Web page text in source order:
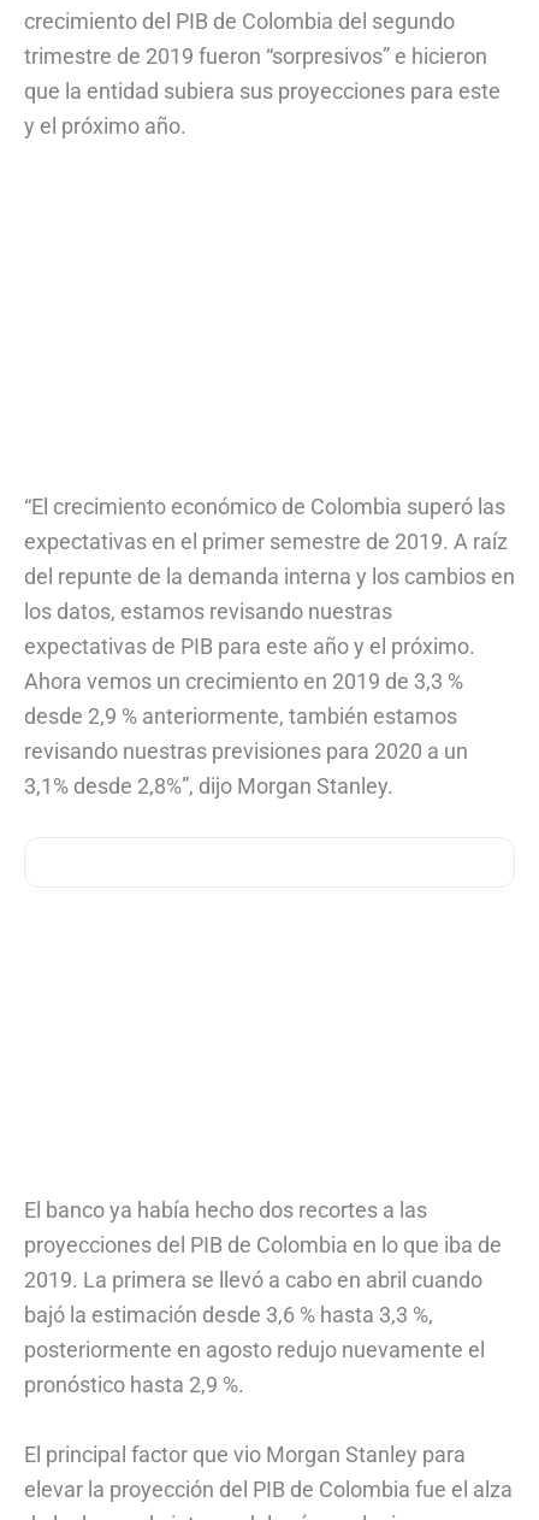
crecimiento del PIB de Colombia del segundo
trimestre de 2019 fueron “sorpresivos” e hicieron
que la entidad subiera sus proyecciones para este
y el próximo año.
“El crecimiento económico de Colombia superó las
expectativas en el primer semestre de 2019. A raíz
del repunte de la demanda interna y los cambios en
los datos, estamos revisando nuestras
expectativas de PIB para este año y el próximo.
Ahora vemos un crecimiento en 2019 de 3,3 %
desde 2,9 % anteriormente, también estamos
revisando nuestras previsiones para 2020 a un
3,1% desde 2,8%”, dijo Morgan Stanley.
El banco ya había hecho dos recortes a las
proyecciones del PIB de Colombia en lo que iba de
2019. La primera se llevó a cabo en abril cuando
bajó la estimación desde 3,6 % hasta 3,3 %,
posteriormente en agosto redujo nuevamente el
pronóstico hasta 2,9 %.
El principal factor que vio Morgan Stanley para
elevar la proyección del PIB de Colombia fue el alza